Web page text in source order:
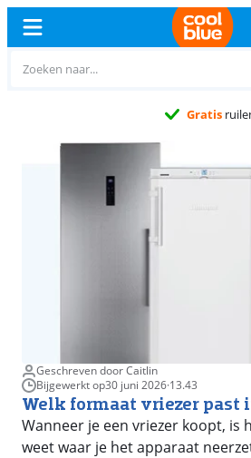
Gratis
Geschreven door Caitlin
Bijgewerkt op30 juni 2026·13.43
Welk formaat vriezer past
Wanneer je een vriezer koopt, is
weet waar je het apparaat